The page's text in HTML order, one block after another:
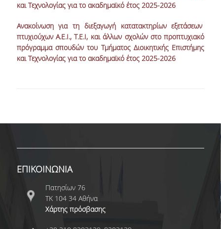
ΕΡΓΑΣΤΗΡΙΑΚΗ ΥΠΟΔΟΜΗ
NEWSLETTERS
TESTIMONIALS
ΜΕΛΗ Ε.ΔΙ.Π.
και Τεχνολογίας για το ακαδημαϊκό έτος 2025-2026
Ανακοίνωση για τη διεξαγωγή κατατακτηρίων εξετάσεων
πτυχιούχων Α.Ε.Ι., Τ.Ε.Ι, και άλλων σχολών στο προπτυχιακό
πρόγραμμα σπουδών του Τμήματος Διοικητικής Επιστήμης
και Τεχνολογίας για το ακαδημαϊκό έτος 2025-2026
ΕΠΙΚΟΙΝΩΝΙΑ
Πατησίων 76
ΤΚ 104 34 Αθήνα
Χάρτης πρόσβασης